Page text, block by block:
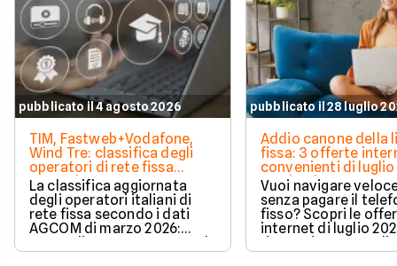
pubblicato il 4 agosto 2026
TIM, Fastweb+Vodafone,
Wind Tre: classifica degli
operatori di rete fissa
secondo AGCOM
La classifica aggiornata
degli operatori italiani di
rete fissa secondo i dati
AGCOM di marzo 2026:
quote di mercato, sorpassi
e new entry.
pubblicato il 28 luglio
Addio canone della
fissa: 3 offerte
convenienti di luglio
partire da 19,95€
Vuoi navigare
senza pagare il
fisso? Scopri le
internet di luglio
risparmiare e
tariffa perfetta per